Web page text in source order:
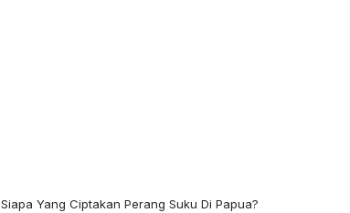
Siapa Yang Ciptakan Perang Suku Di Papua?